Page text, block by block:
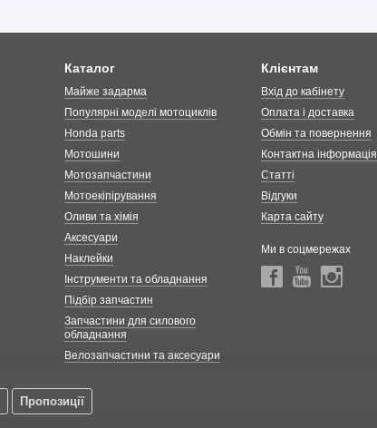
Каталог
Майже задарма
Популярні моделі мотоциклів
Honda parts
Мотошини
Мотозапчастини
Мотоекіпірування
Оливи та хімія
Аксесуари
Наклейки
Інструменти та обладнання
Підбір запчастин
Запчастини для силового
обладнання
Велозапчастини та аксесуари
Клієнтам
Вхід до кабінету
Оплата і доставка
Обмін та повернення
Контактна інформація
Статті
Відгуки
Карта сайту
Ми в соцмережах
Пропозиції